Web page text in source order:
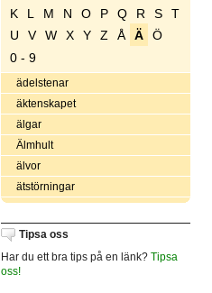
K
L M N O P Q R S
T
U
V W X Y Z Å Ä
Ö
0 - 9
ädelstenar
äktenskapet
älgar
Älmhult
älvor
ätstörningar
Tipsa oss
Har du ett bra tips på en länk? Tipsa
oss!